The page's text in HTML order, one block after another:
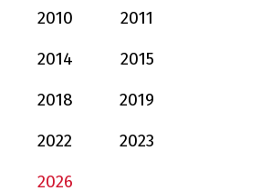
2010
2011
2014
2015
2018
2019
2022
2023
2026